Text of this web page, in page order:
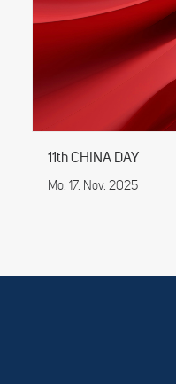
11th CHINA DAY
Mo. 17. Nov. 2025